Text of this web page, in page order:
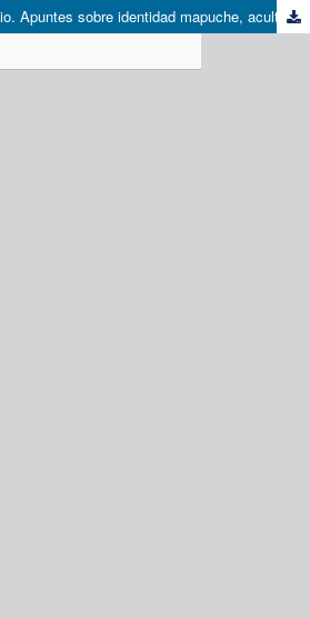
De reforma y exterminio. Apuntes sobre identidad mapuche, aculturación y educación en Chile